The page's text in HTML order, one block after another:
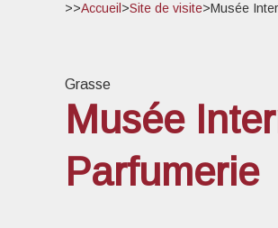
>>Accueil >Site de visite>Musée
Grasse
Musée
Parfumerie